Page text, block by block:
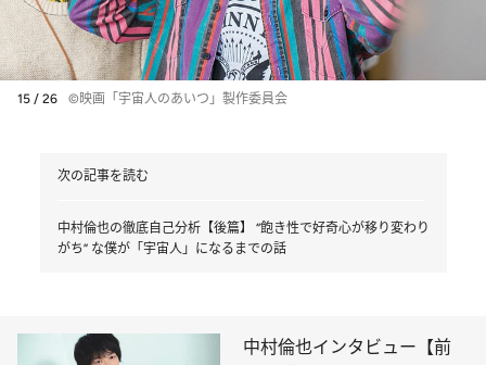
15 / 26 ©映画「宇宙人のあいつ」製作委員会
次の記事を読む
中村倫也の徹底自己分析【後篇】 “飽き性で好奇心が移り変わり
がち” な僕が「宇宙人」になるまでの話
中村倫也インタビュー【前